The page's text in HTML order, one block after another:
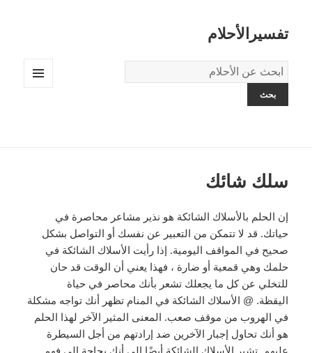
تفسيرالأحلام
قاموس
الاحلام:
سلك شائك
إن الحلم بالأسلاك الشائكة هو نذير مشاعر محاصرة في
حياتك. قد لا تتمكن من التعبير عن نفسك أو التواصل بشكل
صحيح في المواقف اليومية. إذا رأيت الأسلاك الشائكة في
حلمك وهي قمعية أو ضارة ، فهذا يعني أن الوقت قد حان
للتخلي عن كل ما يجعلك تشعر بأنك محاصر في حياة
اليقظة. @ الأسلاك الشائكة في المنام تظهر أنك تواجه مشكلة
في الهروب من موقف صعب. المعنى المثير الآخر لهذا الحلم
هو أنك تحاول إجبار الآخرين ضد إرادتهم من أجل السيطرة